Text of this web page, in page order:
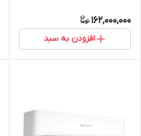
162,000,000
افزودن به سبد